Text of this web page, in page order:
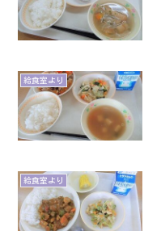
給食室より
給食室より